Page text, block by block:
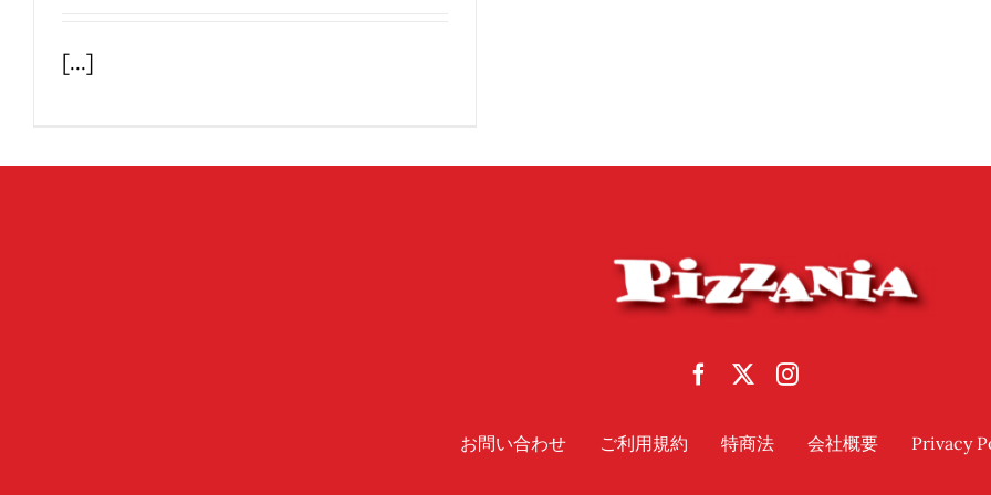
[...]
お問い合わせ ご利用規約 特商法 会社概要 Privacy